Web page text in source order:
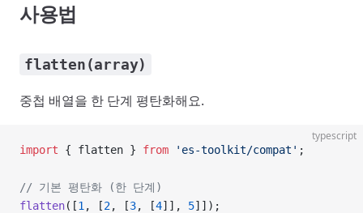
사용법
flatten(array)
중첩 배열을 한 단계 평탄화해요.
typescript
import { flatten } from 'es-toolkit/compat' ;
// 기본 평탄화 (한 단계)
flatten([1 , [2, [3, [4]], 5]]);